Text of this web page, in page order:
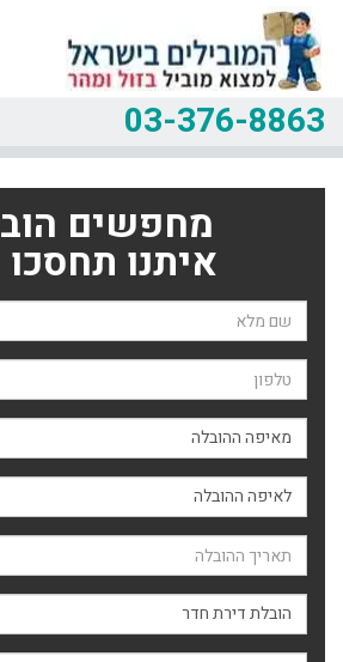
03-376-8863
מחפשים
איתנו
שם השולח
טלפון
מאיפה ההובלה
לאיפה ההובלה
תאריך ההובלה
סוג ההובלה